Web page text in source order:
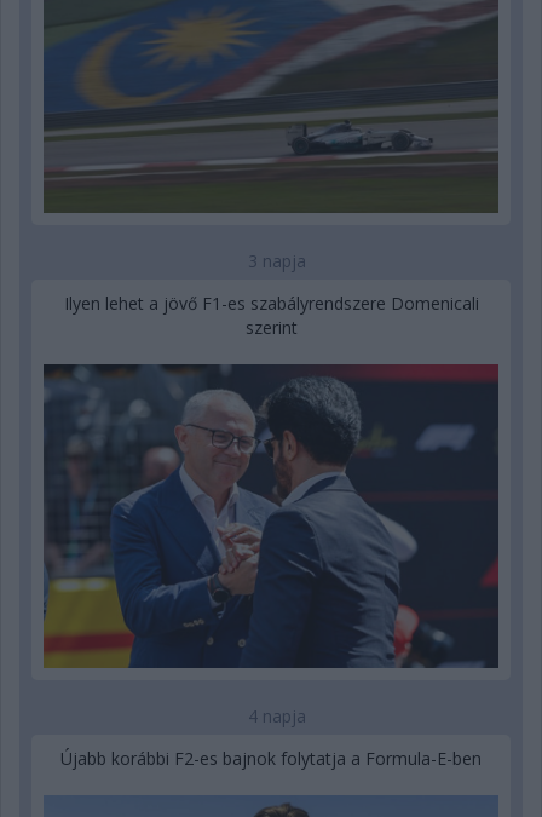
3 napja
Ilyen lehet a jövő F1-es szabályrendszere Domenicali
szerint
4 napja
Újabb korábbi F2-es bajnok folytatja a Formula-E-ben